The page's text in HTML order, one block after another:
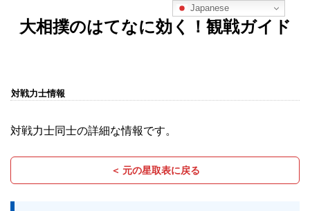
大相撲のはてなに効く！観戦ガイド
対戦力士情報
対戦力士同士の詳細な情報です。
＜ 元の星取表に戻る
Japanese